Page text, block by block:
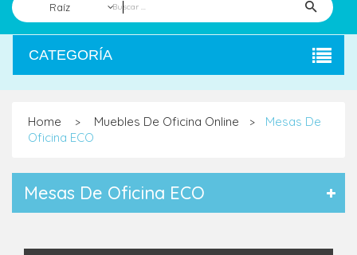
Raíz
CATEGORÍA
Home > Muebles De Oficina Online >
Mesas De
Oficina ECO
Mesas De Oficina ECO